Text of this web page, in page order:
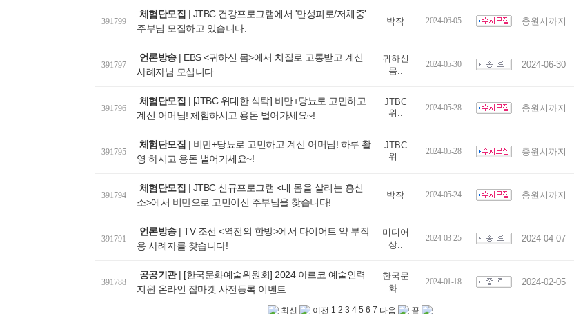
391799
체험단모집 | JTBC 건강프로그램에서 '만성피로/저체중'
주부님 모집하고 있습니다.
박작 2024-06-05 충원시까지
391797
언론방송| EBS <귀하신 몸>에서 치질로 고통받고 계신
사례자님 모십니다.
귀하신
몸..
2024-05-30 2024-06-30
391796
체험단모집 | [JTBC 위대한 식탁] 비만+당뇨로 고민하고
계신 어머님! 체험하시고 용돈 벌어가세요~!
JTBC
위..
2024-05-28 충원시까지
391795
체험단모집 | 비만+당뇨로 고민하고 계신 어머님! 하루 촬
영 하시고 용돈 벌어가세요~!
JTBC
위..
2024-05-28 충원시까지
391794
체험단모집 | JTBC 신규프로그램 <내 몸을 살리는 흥신
소>에서 비만으로 고민이신 주부님을 찾습니다!
박작 2024-05-24 충원시까지
391791
언론방송| TV 조선 <역전의 한방>에서 다이어트 약 부작
용 사례자를 찾습니다!
미디어
상..
2024-03-25 2024-04-07
391788
공공기관| [한국문화예술위원회] 2024 아르코 예술인력
지원 온라인 잡마켓 사전등록 이벤트
한국문
화..
2024-01-18 2024-02-05
최신 이전 1 2 3 4 5 6 7 다음 끝